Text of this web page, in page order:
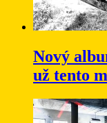
Nový
už tento